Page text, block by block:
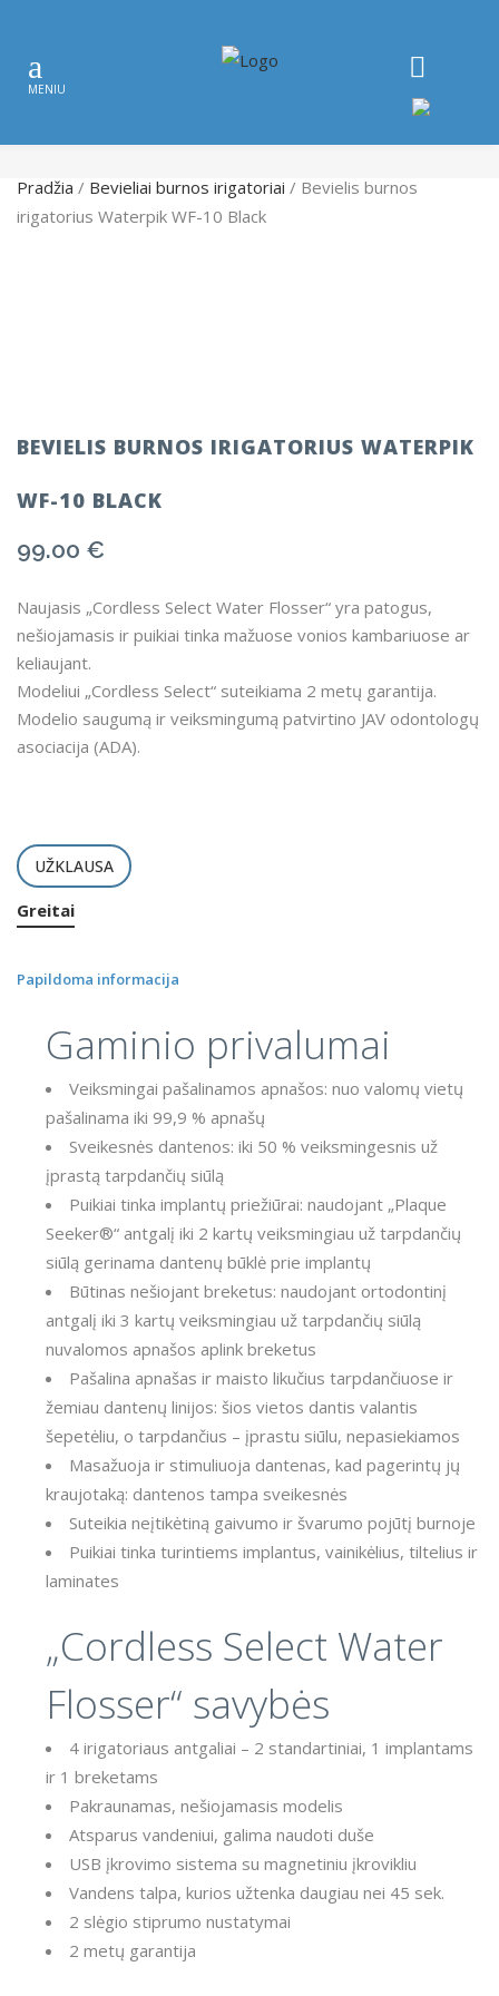
Pradžia / Bevieliai burnos irigatoriai / Bevielis burnos
irigatorius Waterpik WF-10 Black
BEVIELIS BURNOS IRIGATORIUS WATERPIK
WF-10 BLACK
99.00 €
Naujasis „Cordless Select Water Flosser“ yra patogus,
nešiojamasis ir puikiai tinka mažuose vonios kambariuose ar
keliaujant.
Modeliui „Cordless Select“ suteikiama 2 metų garantija.
Modelio saugumą ir veiksmingumą patvirtino JAV odontologų
asociacija (ADA).
UŽKLAUSA
Greitai
Papildoma informacija
Gaminio privalumai
Veiksmingai pašalinamos apnašos: nuo valomų vietų
pašalinama iki 99,9 % apnašų
Sveikesnės dantenos: iki 50 % veiksmingesnis už
įprastą tarpdančių siūlą
Puikiai tinka implantų priežiūrai: naudojant „Plaque
Seeker®“ antgalį iki 2 kartų veiksmingiau už tarpdančių
siūlą gerinama dantenų būklė prie implantų
Būtinas nešiojant breketus: naudojant ortodontinį
antgalį iki 3 kartų veiksmingiau už tarpdančių siūlą
nuvalomos apnašos aplink breketus
Pašalina apnašas ir maisto likučius tarpdančiuose ir
žemiau dantenų linijos: šios vietos dantis valantis
šepetėliu, o tarpdančius – įprastu siūlu, nepasiekiamos
Masažuoja ir stimuliuoja dantenas, kad pagerintų jų
kraujotaką: dantenos tampa sveikesnės
Suteikia neįtikėtiną gaivumo ir švarumo pojūtį burnoje
Puikiai tinka turintiems implantus, vainikėlius, tiltelius ir
laminates
„Cordless Select Water
Flosser“ savybės
4 irigatoriaus antgaliai – 2 standartiniai, 1 implantams
ir 1 breketams
Pakraunamas, nešiojamasis modelis
Atsparus vandeniui, galima naudoti duše
USB įkrovimo sistema su magnetiniu įkrovikliu
Vandens talpa, kurios užtenka daugiau nei 45 sek.
2 slėgio stiprumo nustatymai
2 metų garantija